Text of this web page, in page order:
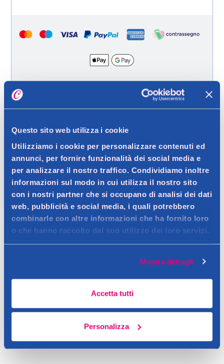
Questo sito web utilizza i cookie
Utilizziamo i cookie per personalizzare contenuti ed
annunci, per fornire funzionalità dei social media e
per analizzare il nostro traffico. Condividiamo inoltre
informazioni sul modo in cui utilizza il nostro sito
con i nostri partner che si occupano di analisi dei dati
web, pubblicità e social media, i quali potrebbero
combinarle con altre informazioni che ha fornito loro
o che hanno raccolto dal suo utilizzo dei loro servizi.
Mostra dettagli
Accetta tutti
Personalizza
Dettagli prodotto
Descrizione
Fissatore ravvivante, per una messa in piega morbida e
Assicura una piega morbida e duratura. Ravviva la colorazione
Avvertenze
I coloranti per capelli possono causare gravi reazioni allergiche.
Questo prodotto contiene ingredienti che possono causare